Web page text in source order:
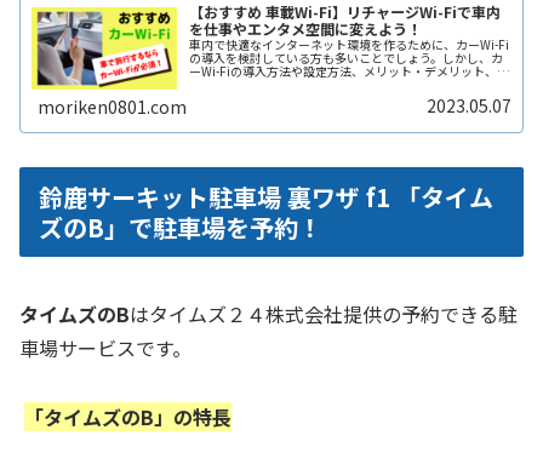
【おすすめ 車載Wi-Fi】リチャージWi-Fiで車内
を仕事やエンタメ空間に変えよう！
車内で快適なインターネット環境を作るために、カーWi-Fi
の導入を検討している方も多いことでしょう。しかし、カ
ーWi-Fiの導入方法や設定方法、メリット・デメリット、注
moriken0801.com 2023.05.07
鈴鹿サーキット駐車場 裏ワザ f1 「タイム
ズのB」で駐車場を予約！
タイムズのBはタイムズ２４株式会社提供の予約できる駐
車場サービスです。
「タイムズのB」の特長